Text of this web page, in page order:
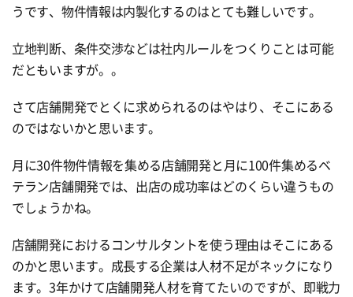
うです、物件情報は内製化するのはとても難しいです。
立地判断、条件交渉などは社内ルールをつくりことは可能
だともいますが。。
さて店舗開発でとくに求められるのはやはり、そこにある
のではないかと思います。
月に30件物件情報を集める店舗開発と月に100件集めるベ
テラン店舗開発では、出店の成功率はどのくらい違うもの
でしょうかね。
店舗開発におけるコンサルタントを使う理由はそこにある
のかと思います。成長する企業は人材不足がネックになり
ます。3年かけて店舗開発人材を育てたいのですが、即戦力